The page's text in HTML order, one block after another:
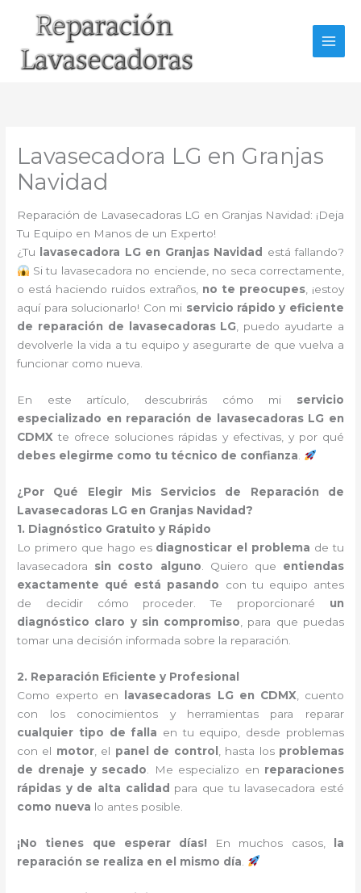
Lavasecadora LG en Granjas
Navidad
Reparación de Lavasecadoras LG en Granjas Navidad: ¡Deja
Tu Equipo en Manos de un Experto!
¿Tu
lavasecadora LG en Granjas Navidad
está fallando?
Si tu lavasecadora no enciende, no seca correctamente,
o está haciendo ruidos extraños, no te preocupes, ¡estoy
aquí para solucionarlo! Con mi servicio rápido y eficiente
de reparación de lavasecadoras LG, puedo ayudarte a
devolverle la vida a tu equipo y asegurarte de que vuelva a
funcionar como nueva.
En este artículo, descubrirás cómo mi servicio
especializado en reparación de lavasecadoras LG en
CDMX te ofrece soluciones rápidas y efectivas, y por qué
debes elegirme como tu técnico de confianza
¿Por Qué Elegir Mis Servicios de Reparación de
Lavasecadoras LG en Granjas Navidad?
1. Diagnóstico Gratuito y Rápido
Lo primero que hago es diagnosticar el problema de tu
lavasecadora sin costo alguno . Quiero que entiendas
exactamente qué está pasando con tu equipo antes
de decidir cómo proceder. Te proporcionaré un
diagnóstico claro y sin compromiso , para que puedas
tomar una decisión informada sobre la reparación.
2. Reparación Eficiente y Profesional
Como experto en
lavasecadoras LG en CDMX , cuento
con los conocimientos y herramientas para reparar
cualquier tipo de falla en tu equipo, desde problemas
con el motor, el panel de control , hasta los problemas
de drenaje y secado . Me especializo en reparaciones
rápidas y de alta calidad para que tu lavasecadora esté
como nueva lo antes posible.
¡No tienes que esperar días! En muchos casos,
la
reparación se realiza en el mismo día